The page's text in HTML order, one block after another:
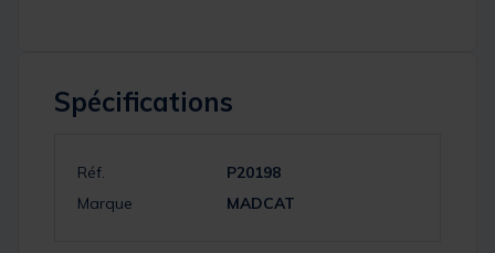
Spécifications
Réf.
P20198
Marque
MADCAT